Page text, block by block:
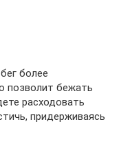
более
позволит бежать
расходовать
придерживаясь